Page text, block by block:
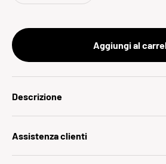
Aggiungi al
Descrizione
Assistenza clienti